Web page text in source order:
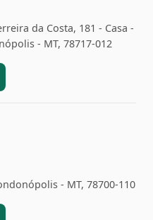
da Costa, 181 - Casa -
- MT, 78717-012
- MT, 78700-110